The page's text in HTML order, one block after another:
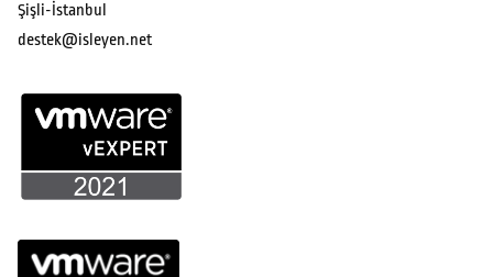
Şişli-İstanbul
destek@isleyen.net